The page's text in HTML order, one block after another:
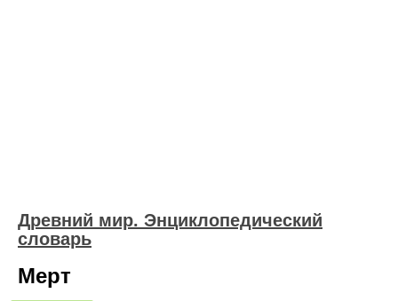
Древний мир. Энциклопедический
словарь
Мерт